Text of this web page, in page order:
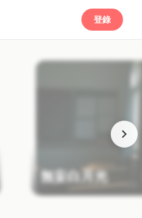
登錄
無妄白月光